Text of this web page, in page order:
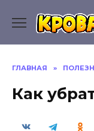
содержанию
ГЛАВНАЯ »
Как